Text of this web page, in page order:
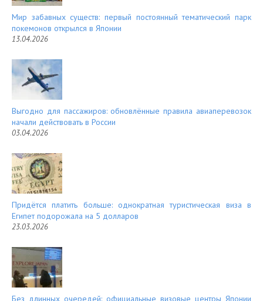
Мир забавных существ: первый постоянный тематический парк
покемонов открылся в Японии
13.04.2026
Выгодно для пассажиров: обновлённые правила авиаперевозок
начали действовать в России
03.04.2026
Придётся платить больше: однократная туристическая виза в
Египет подорожала на 5 долларов
23.03.2026
Без длинных очередей: официальные визовые центры Японии